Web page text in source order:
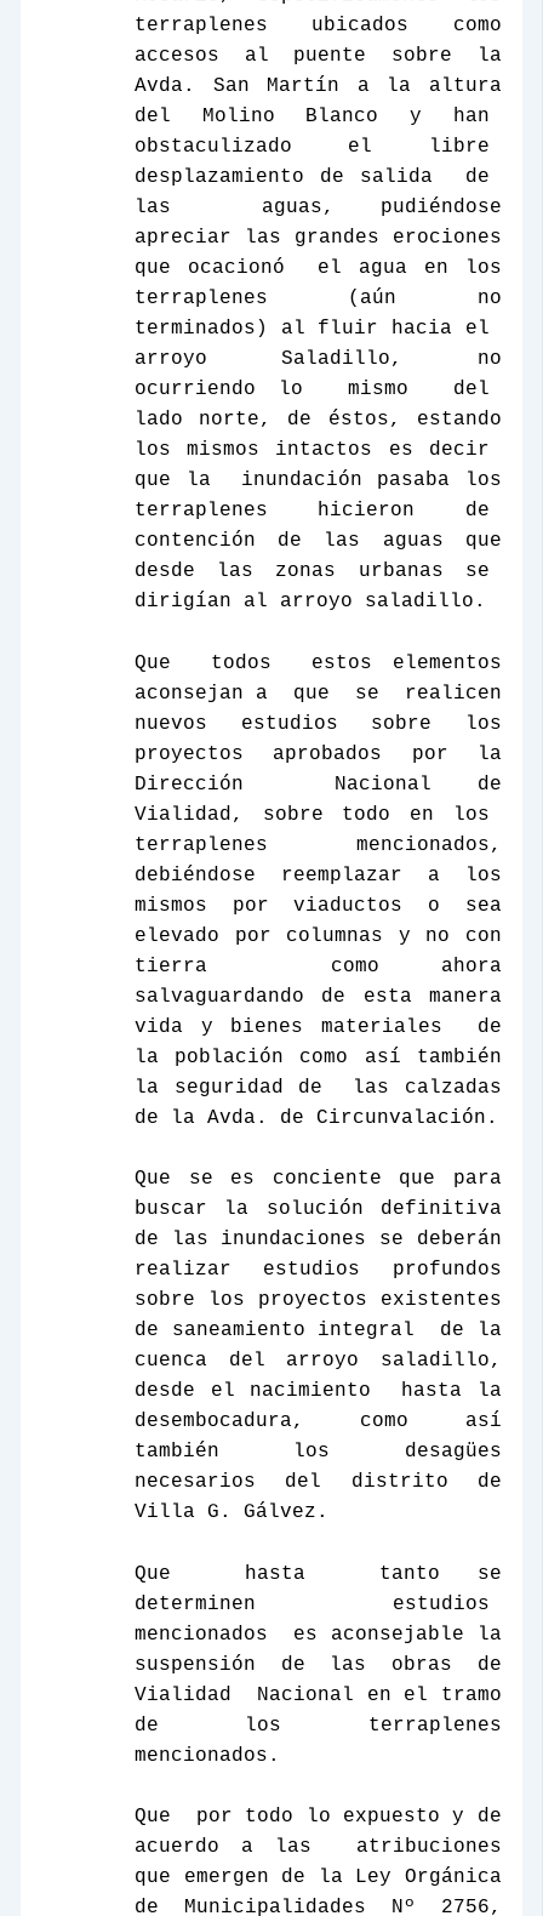
terraplenes ubicados como
accesos al puente sobre
la
Avda. San Martín a la altura
del Molino Blanco y han
obstaculizado
el
libre
desplazamiento de salida
de
las
aguas, pudiéndose
apreciar las grandes erociones
que ocacionó
el agua en los
terraplenes (aún no
terminados) al fluir hacia el
arroyo
Saladillo,
no
ocurriendo lo
mismo
del
lado norte, de éstos, estando
los mismos intactos es decir
que la
inundación pasaba los
terraplenes hicieron de
contención de las aguas que
desde las zonas urbanas se
dirigían al arroyo saladillo.
Que todos
estos elementos
aconsejan a
que se
realicen
nuevos
estudios sobre
los
proyectos
aprobados por
la
Dirección
Nacional de
Vialidad, sobre todo en los
terraplenes mencionados,
debiéndose reemplazar a los
mismos por viaductos o sea
elevado por columnas y no con
tierra
como ahora
salvaguardando de esta manera
vida y bienes materiales
de
la población como así también
la seguridad de
las calzadas
de
la Avda. de Circunvalación.
Que se es conciente que para
buscar la solución definitiva
de las inundaciones se deberán
realizar estudios profundos
sobre los proyectos existentes
de saneamiento integral
de la
cuenca del arroyo saladillo,
desde el nacimiento
hasta la
desembocadura, como así
también los desagües
necesarios del distrito de
Villa G. Gálvez.
Que hasta
tanto se
determinen
estudios
mencionados
es aconsejable la
suspensión de las obras de
Vialidad
Nacional en el tramo
de los terraplenes
mencionados.
Que
por todo lo expuesto y de
acuerdo a las
atribuciones
que emergen de
la Ley Orgánica
de Municipalidades Nº 2756,